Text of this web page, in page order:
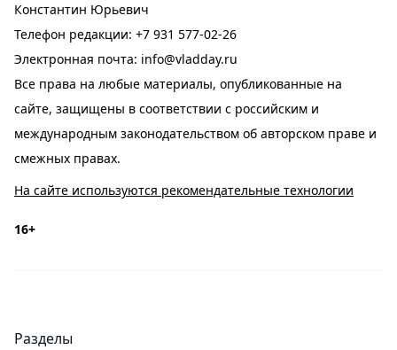
Константин Юрьевич
Телефон редакции: +7 931 577-02-26
Электронная почта: info@vladday.ru
Все права на любые материалы, опубликованные на
сайте, защищены в соответствии с российским и
международным законодательством об авторском праве и
смежных правах.
На сайте используются рекомендательные технологии
16+
Разделы